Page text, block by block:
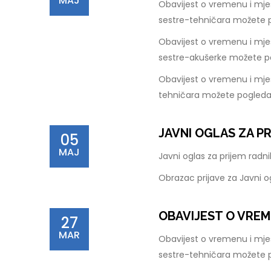
Obavijest o vremenu i
sestre-tehničara možete
Obavijest o vremenu i
sestre-akušerke možete
Obavijest o vremenu i
tehničara možete
05
MAJ
JAVNI OGLAS ZA
Javni oglas za prijem
Obrazac prijave za Javni
27
MAR
OBAVIJEST O
Obavijest o vremenu i
sestre-tehničara možete